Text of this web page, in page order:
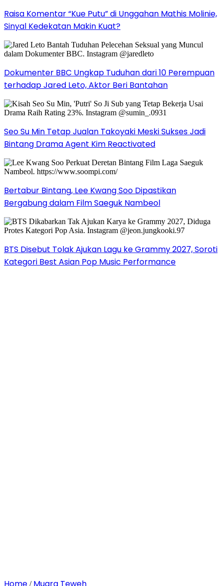
Raisa Komentar “Kue Putu” di Unggahan Mathis Molinie,
Sinyal Kedekatan Makin Kuat?
Dokumenter BBC Ungkap Tuduhan dari 10 Perempuan
terhadap Jared Leto, Aktor Beri Bantahan
Seo Su Min Tetap Jualan Takoyaki Meski Sukses Jadi
Bintang Drama Agent Kim Reactivated
Bertabur Bintang, Lee Kwang Soo Dipastikan
Bergabung dalam Film Saeguk Nambeol
BTS Disebut Tolak Ajukan Lagu ke Grammy 2027, Soroti
Kategori Best Asian Pop Music Performance
Home / Muara Teweh